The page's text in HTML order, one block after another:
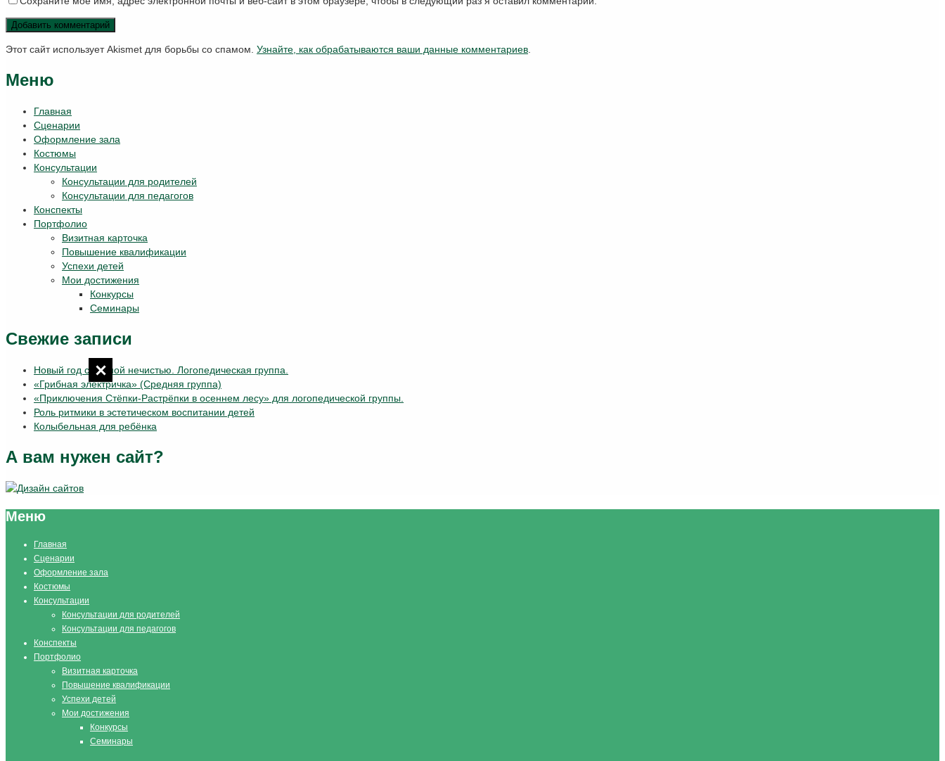
Этот сайт использует Akismet для борьбы со спамом. Узнайте, как обрабатываются ваши данные комментариев
Меню
Главная
Сценарии
Оформление зала
Костюмы
Консультации
Консультации для родителей
Консультации для педагогов
Конспекты
Портфолио
Визитная карточка
Повышение квалификации
Успехи детей
Мои достижения
Конкурсы
Семинары
Свежие записи
Новый год с лесной нечистью. Логопедическая группа.
«Грибная электричка» (Средняя группа)
«Приключения Стёпки-Растрёпки в осеннем лесу» для логопедической группы.
Роль ритмики в эстетическом воспитании детей
Колыбельная для ребёнка
А вам нужен сайт?
Меню
Главная
Сценарии
Оформление зала
Костюмы
Консультации
Консультации для родителей
Консультации для педагогов
Конспекты
Портфолио
Визитная карточка
Повышение квалификации
Успехи детей
Мои достижения
Конкурсы
Семинары